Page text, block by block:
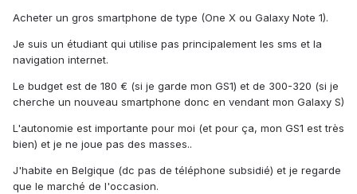
Acheter un gros smartphone de type (One X ou Galaxy Note 1).
Je suis un étudiant qui utilise pas principalement les sms et la
navigation internet.
Le budget est de 180 € (si je garde mon GS1) et de 300-320 (si je
cherche un nouveau smartphone donc en vendant mon Galaxy S)
L'autonomie est importante pour moi (et pour ça, mon GS1 est très
bien) et je ne joue pas des masses..
J'habite en Belgique (dc pas de téléphone subsidié) et je regarde
que le marché de l'occasion.